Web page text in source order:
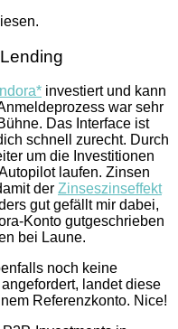
investiert und kann
war sehr
Das Interface ist
schnell zurecht. Durch
um die Investitionen
laufen. Zinsen
der Zinseszinseffekt
gut gefällt mir dabei,
Konto gutgeschrieben
bei Laune.
noch keine
landet diese
Referenzkonto. Nice!